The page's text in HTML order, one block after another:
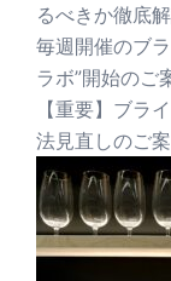
るべきか徹底解
毎週開催のブ
ラボ”開始のご
【重要】ブラ
法見直しのご